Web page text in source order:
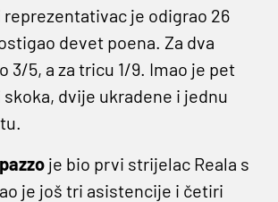
je odigrao 26
devet poena. Za dva
3/5, a za tricu 1/9. Imao je pet
dvije ukradene i jednu
je bio prvi strijelac Reala s
je još tri asistencije i četiri